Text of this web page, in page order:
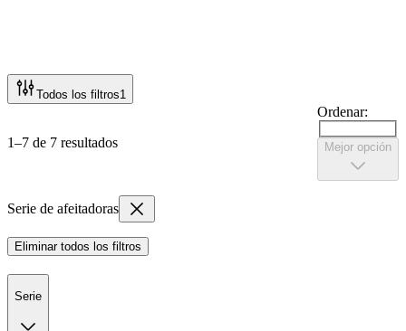
Todos los filtros1
1–7 de 7 resultados
Ordenar:
Mejor opción
Serie de afeitadoras
Eliminar todos los filtros
Serie